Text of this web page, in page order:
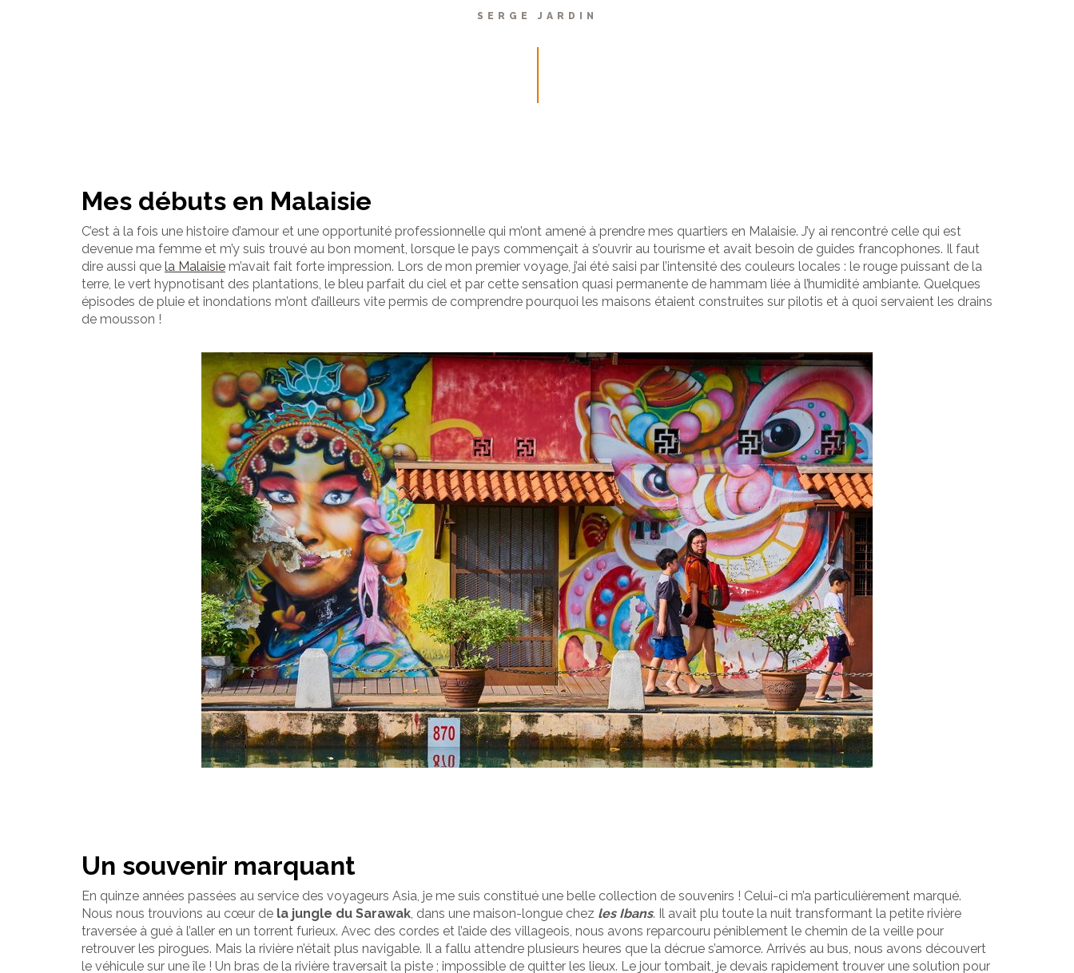
SERGE JARDIN
Mes débuts en Malaisie
C’est à la fois une histoire d’amour et une opportunité professionnelle qui m’ont amené à prendre mes quartiers en Malaisie. J’y ai rencontré celle qui est
devenue ma femme et m’y suis trouvé au bon moment, lorsque le pays commençait à s’ouvrir au tourisme et avait besoin de guides francophones. Il faut
dire aussi que la Malaisie m’avait fait forte impression. Lors de mon premier voyage, j’ai été saisi par l’intensité des couleurs locales : le rouge puissant de la
terre, le vert hypnotisant des plantations, le bleu parfait du ciel et par cette sensation quasi permanente de hammam liée à l’humidité ambiante. Quelques
épisodes de pluie et inondations m’ont d’ailleurs vite permis de comprendre pourquoi les maisons étaient construites sur pilotis et à quoi servaient les drains
de mousson !
Un souvenir marquant
En quinze années passées au service des voyageurs Asia, je me suis constitué une belle collection de souvenirs ! Celui-ci m’a particulièrement marqué.
Nous nous trouvions au cœur de la jungle du Sarawak, dans une maison-longue chez les Ibans. Il avait plu toute la nuit transformant la petite rivière
traversée à gué à l’aller en un torrent furieux. Avec des cordes et l’aide des villageois, nous avons reparcouru péniblement le chemin de la veille pour
retrouver les pirogues. Mais la rivière n’était plus navigable. Il a fallu attendre plusieurs heures que la décrue s’amorce. Arrivés au bus, nous avons découvert
le véhicule sur une île ! Un bras de la rivière traversait la piste ; impossible de quitter les lieux. Le jour tombait, je devais rapidement trouver une solution pour